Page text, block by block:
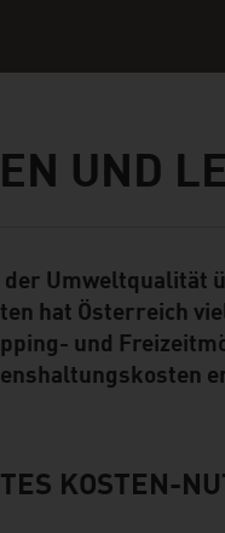
UND
Module
der Umweltqualität
hat Österreich
und
KOSTEN-